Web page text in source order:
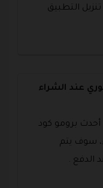
التطبيق
عند الشراء
أحدث برومو كود
الشراء، سوف يتم
الدفع .